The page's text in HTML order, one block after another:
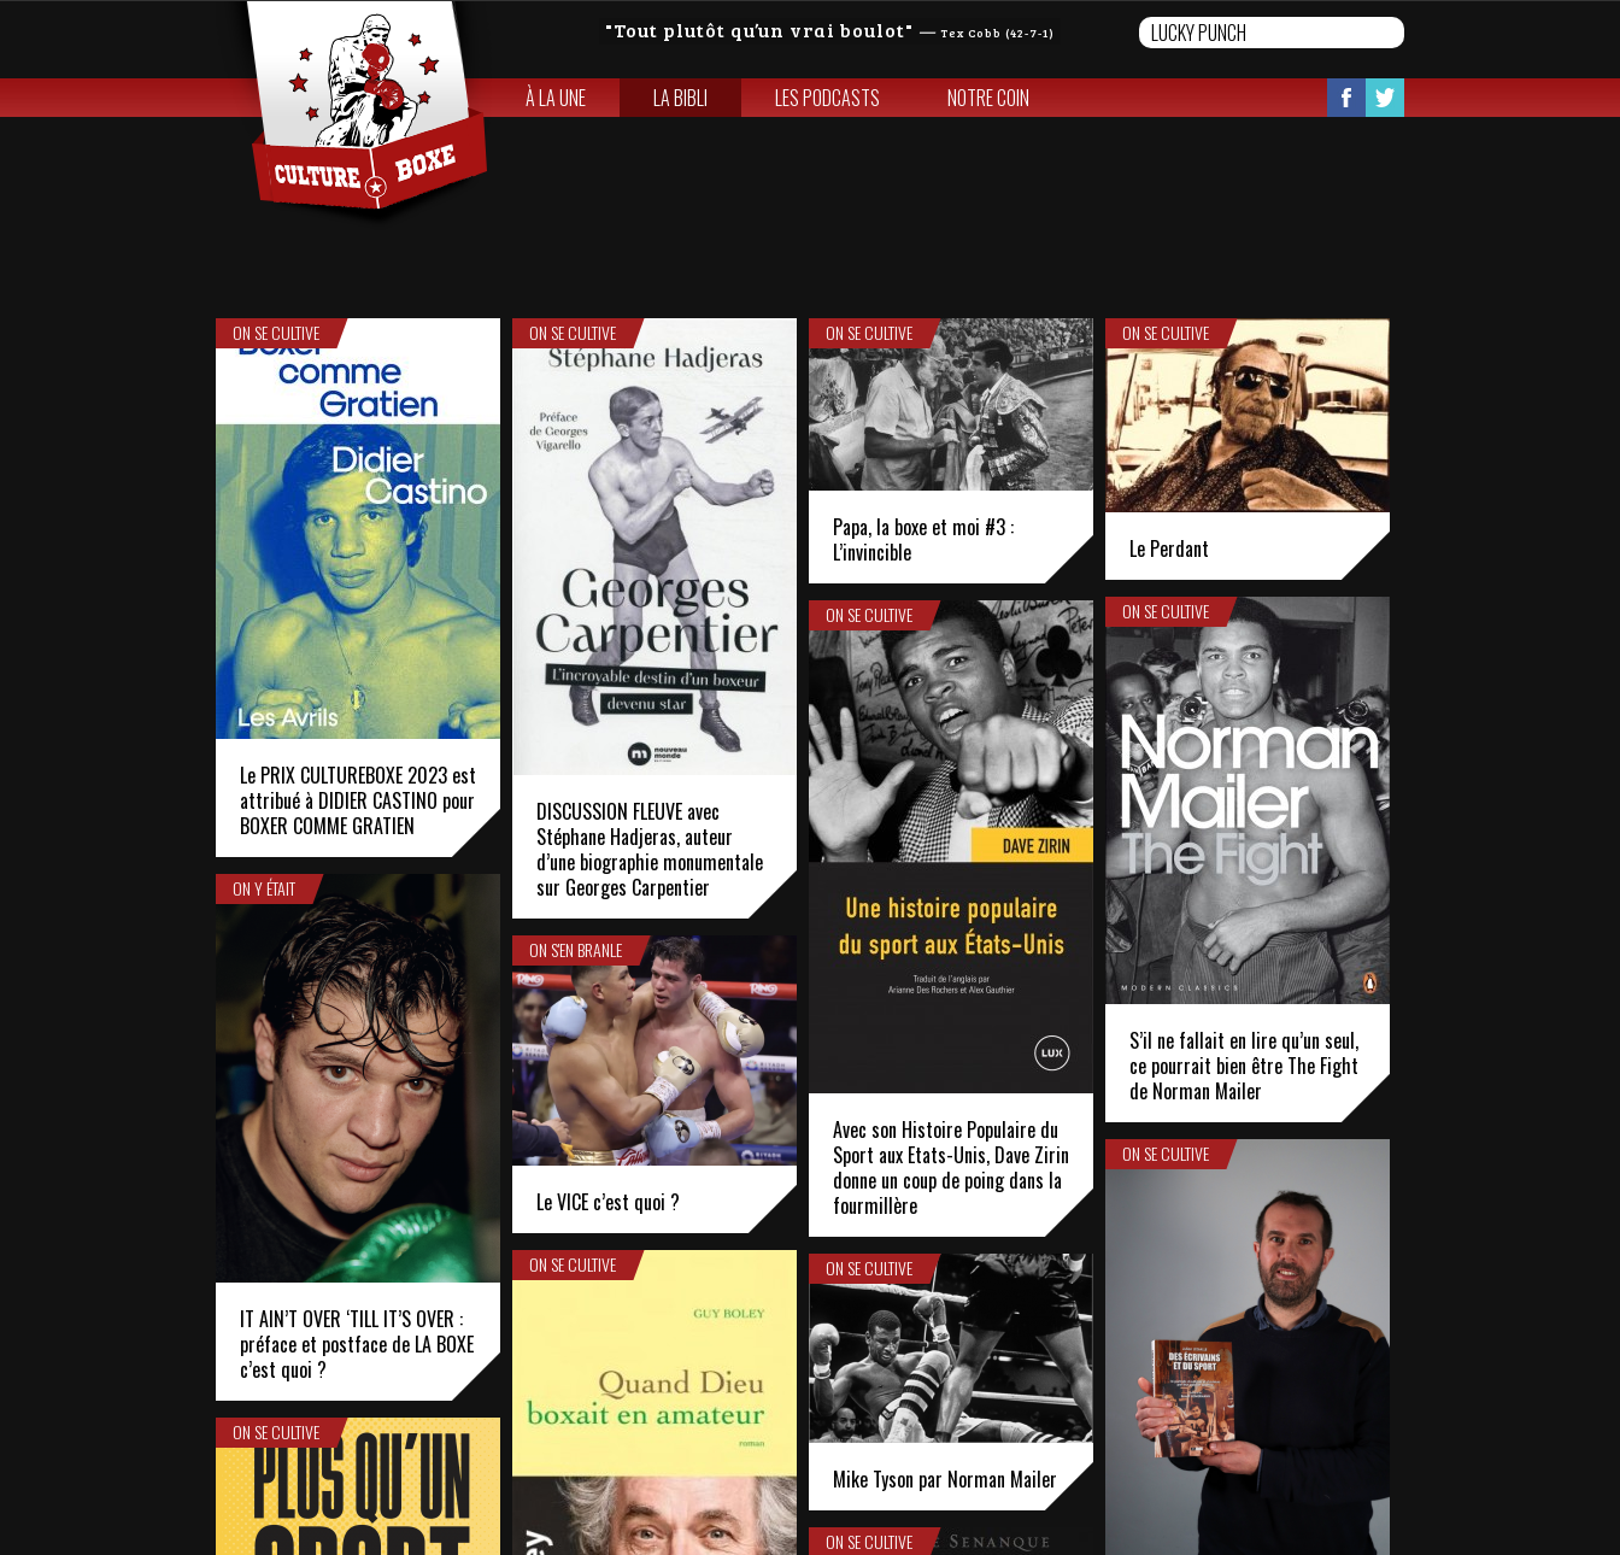
Tout plutôt qu’un vrai boulot — Tex Cobb (42-7-1)
À LA UNE LA BIBLI LES PODCASTS NOTRE COIN
ON SE CULTIVE
Le PRIX CULTUREBOXE 2023 est
attribué à DIDIER CASTINO pour
BOXER COMME GRATIEN
ON SE CULTIVE
DISCUSSION FLEUVE avec
Stéphane Hadjeras, auteur
d’une biographie monumentale
sur Georges Carpentier
ON SE CULTIVE
Papa, la boxe et moi #3 :
L’invincible
ON SE CULTIVE
Le Perdant
ON SE CULTIVE
S’il ne fallait en lire qu’un seul,
ce pourrait bien être The Fight
de Norman Mailer
ON SE CULTIVE
Avec son Histoire Populaire du
Sport aux Etats-Unis, Dave Zirin
donne un coup de poing dans la
fourmillère
ON Y ÉTAIT
IT AIN’T OVER ‘TILL IT’S OVER :
préface et postface de LA BOXE
c’est quoi ?
ON S'EN BRANLE
Le VICE c’est quoi ?
ON SE CULTIVE
ON SE CULTIVE ON SE CULTIVE
Mike Tyson par Norman Mailer
ON SE CULTIVE
ON SE CULTIVE